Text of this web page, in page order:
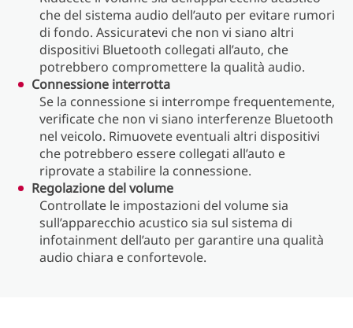
che del sistema audio dell’auto per evitare rumori
di fondo. Assicuratevi che non vi siano altri
dispositivi Bluetooth collegati all’auto, che
potrebbero compromettere la qualità audio.
Connessione interrotta
Se la connessione si interrompe frequentemente,
verificate che non vi siano interferenze Bluetooth
nel veicolo. Rimuovete eventuali altri dispositivi
che potrebbero essere collegati all’auto e
riprovate a stabilire la connessione.
Regolazione del volume
Controllate le impostazioni del volume sia
sull’apparecchio acustico sia sul sistema di
infotainment dell’auto per garantire una qualità
audio chiara e confortevole.